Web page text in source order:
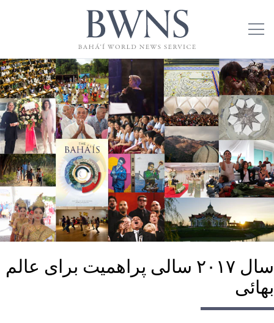
سال ۲۰۱۷ سالی پراهمیت برای عالم
بهائی